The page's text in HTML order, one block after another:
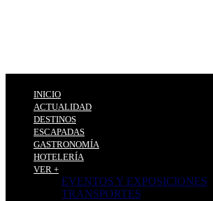
INICIO
ACTUALIDAD
DESTINOS
ESCAPADAS
GASTRONOMÍA
HOTELERÍA
VER +
EVENTOS Y EXPOSICIONES
TRANSPORTES